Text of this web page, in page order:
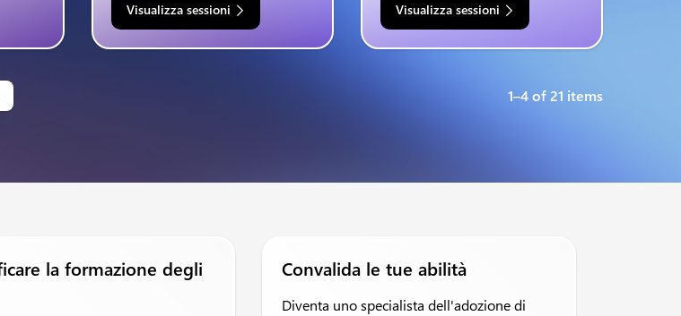
Visualizza sessioni Visualizza sessioni
1–4 of 21 items
la formazione degli
Convalida le tue abilità
Diventa uno specialista dell'adozione di